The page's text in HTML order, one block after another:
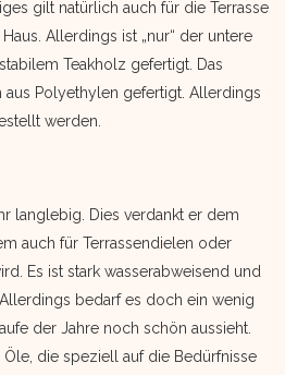
gilt natürlich auch für die Terrasse
Allerdings ist „nur“ der untere
Teakholz gefertigt. Das
Polyethylen gefertigt. Allerdings
werden.
langlebig. Dies verdankt er dem
auch für Terrassendielen oder
Es ist stark wasserabweisend und
bedarf es doch ein wenig
der Jahre noch schön aussieht.
die speziell auf die Bedürfnisse